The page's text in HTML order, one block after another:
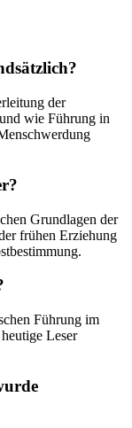
der
wie Führung in
Grundlagen der
frühen Erziehung
Führung im
Leser